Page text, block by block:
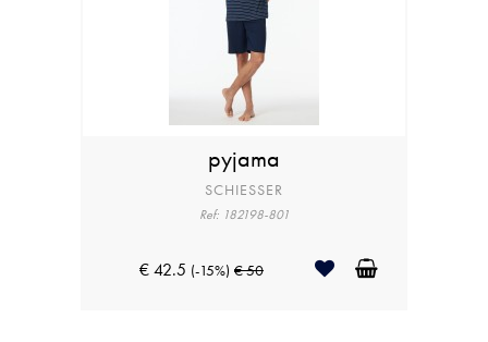
pyjama
SCHIESSER
Ref: 182198-801
€ 42.5 (-15%) € 50